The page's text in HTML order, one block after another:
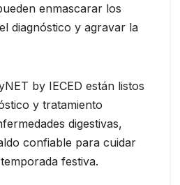
enmascarar los
diagnóstico y agravar la
by IECED están listos
y tratamiento
digestivas,
confiable para cuidar
festiva.